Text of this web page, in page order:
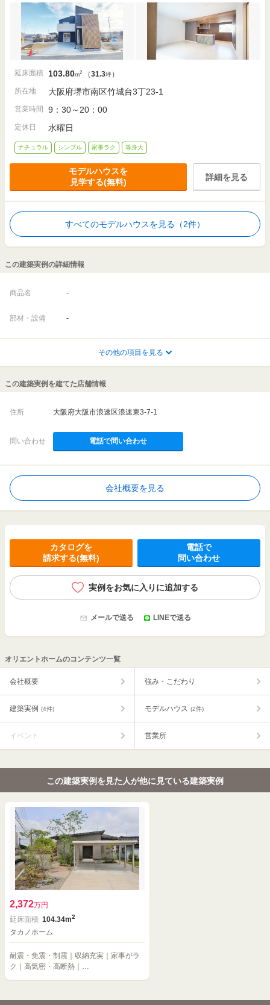
延床面積 103.80m2 （31.3坪）
所在地
大阪府堺市南区竹城台3丁23-1
営業時間 9：30～20：00
定休日 水曜日
ナチュラル シンプル 家事ラク 等身大
モデルハウスを
見学する(無料)
詳細を見る
すべてのモデルハウスを見る（2件）
この建築実例の詳細情報
商品名 -
部材・設備 -
その他の項目を見る
この建築実例を建てた店舗情報
住所 大阪府大阪市浪速区浪速東3-7-1
問い合わせ 電話で問い合わせ
会社概要を見る
カタログを
請求する(無料)
電話で
問い合わせ
実例をお気に入りに追加する
メールで送る LINEで送る
オリエントホームのコンテンツ一覧
会社概要 強み・こだわり
建築実例 (4件) モデルハウス (2件)
イベント 営業所
この建築実例を見た人が他に見ている建築実例
2,372万円
延床面積 104.34m2
タカノホーム
耐震・免震・制震｜収納充実｜家事がラ
ク｜高気密・高断熱｜…